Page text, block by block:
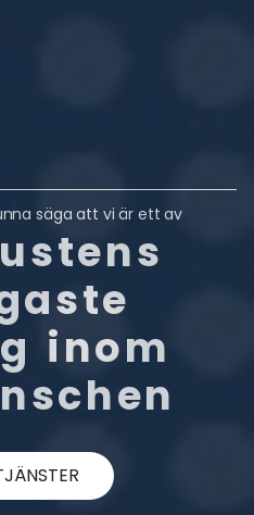
säga att vi är ett av
inom